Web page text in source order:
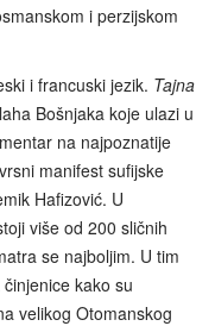
i perzijskom
i francuski jezik. Tajna
Bošnjaka koje ulazi u
na najpoznatije
manifest sufijske
Hafizović. U
više od 200 sličnih
se najboljim. U tim
kako su
velikog Otomanskog